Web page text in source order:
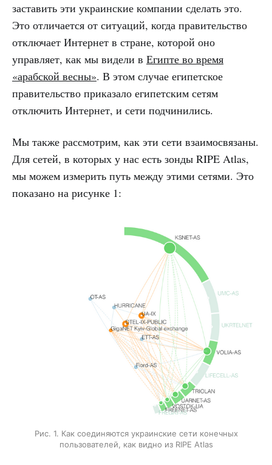
заставить эти украинские компании сделать это.
Это отличается от ситуаций, когда правительство
отключает Интернет в стране, которой оно
управляет, как мы видели в Египте во время
«арабской весны». В этом случае египетское
правительство приказало египетским сетям
отключить Интернет, и сети подчинились.
Мы также рассмотрим, как эти сети взаимосвязаны.
Для сетей, в которых у нас есть зонды RIPE Atlas,
мы можем измерить путь между этими сетями. Это
показано на рисунке 1:
Рис. 1. Как соединяются украинские сети конечных
пользователей, как видно из RIPE Atlas